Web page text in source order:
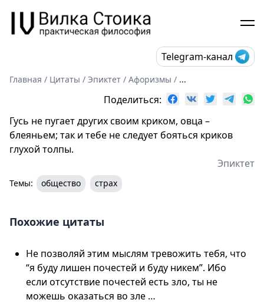
Telegram-канал
Главная / Цитаты / Эпиктет / Афоризмы / ...
Поделиться:
Гусь не пугает других своим криком, овца –
блеяньем; так и тебе не следует бояться криков
глухой толпы.
Эпиктет
Темы: общество страх
Похожие цитаты
Не позволяй этим мыслям тревожить тебя, что
“я буду лишен почестей и буду никем”. Ибо
если отсутствие почестей есть зло, ты не
можешь оказаться во зле …